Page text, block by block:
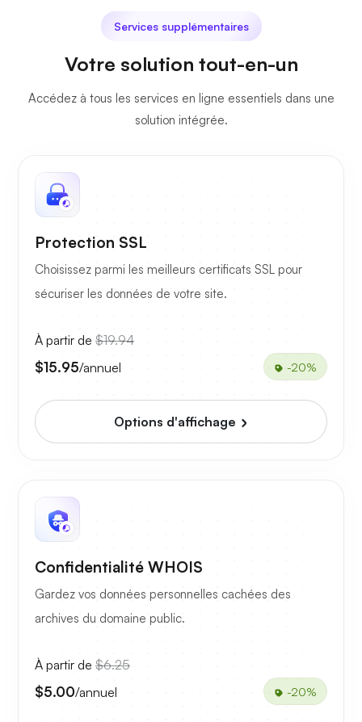
Services supplémentaires
Votre solution tout-en-un
Accédez à tous les services en ligne essentiels dans une
solution intégrée.
Protection SSL
Choisissez parmi les meilleurs certificats SSL pour
sécuriser les données de votre site.
À partir de $19.94
$15.95/annuel -20%
Options d'affichage
Confidentialité WHOIS
Gardez vos données personnelles cachées des
archives du domaine public.
À partir de $6.25
$5.00/annuel -20%